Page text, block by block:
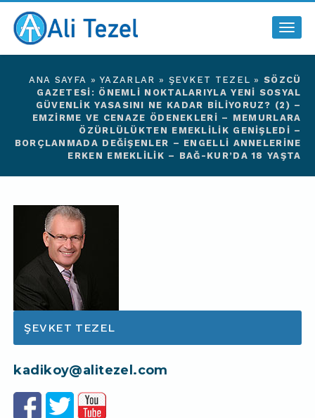
ANA SAYFA »YAZARLAR » ŞEVKET TEZEL »SÖZCÜ
GAZETESI: ÖNEMLI NOKTALARIYLA YENI SOSYAL
GÜVENLIK YASASINI NE KADAR BILIYORUZ? (2) –
EMZIRME VE CENAZE ÖDENEKLERI – MEMURLARA
ÖZÜRLÜLÜKTEN EMEKLILIK GENIŞLEDI –
BORÇLANMADA DEĞIŞENLER – ENGELLI ANNELERINE
ERKEN EMEKLILIK – BAĞ-KUR’DA 18 YAŞTA
ŞEVKET TEZEL
kadikoy@alitezel.com